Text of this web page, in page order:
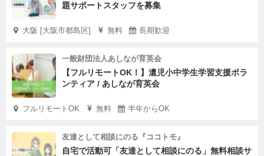
題サポートスタッフを募集
大阪 [大阪市都島区] 無料 長期歓迎
一般財団法人あしなが育英会
【フルリモートOK！】遺児小中学生学習支援ボラ
ンティア / あしなが育英会
フルリモートOK 無料 半年からOK
友達として相談にのる『ココトモ』
自宅で活動可「友達として相談にのる」無料相談サ